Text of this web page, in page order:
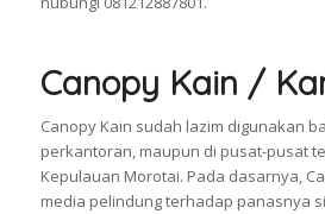
Canopy Kain /
Canopy Kain sudah lazim digunakan
perkantoran, maupun di pusat-pusat
Kepulauan Morotai. Pada dasarnya,
media pelindung terhadap panasnya